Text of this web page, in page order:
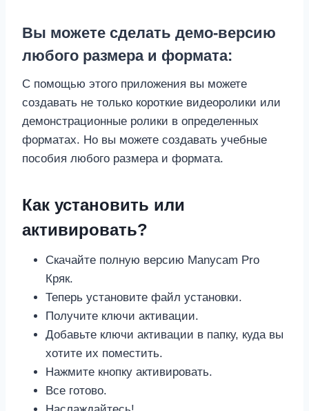
Вы можете сделать демо-версию
любого размера и формата:
С помощью этого приложения вы можете
создавать не только короткие видеоролики или
демонстрационные ролики в определенных
форматах. Но вы можете создавать учебные
пособия любого размера и формата.
Как установить или
активировать?
Скачайте полную версию Manycam Pro
Кряк.
Теперь установите файл установки.
Получите ключи активации.
Добавьте ключи активации в папку, куда вы
хотите их поместить.
Нажмите кнопку активировать.
Все готово.